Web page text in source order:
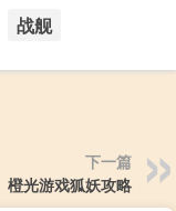
战舰
下一篇
橙光游戏狐妖攻略